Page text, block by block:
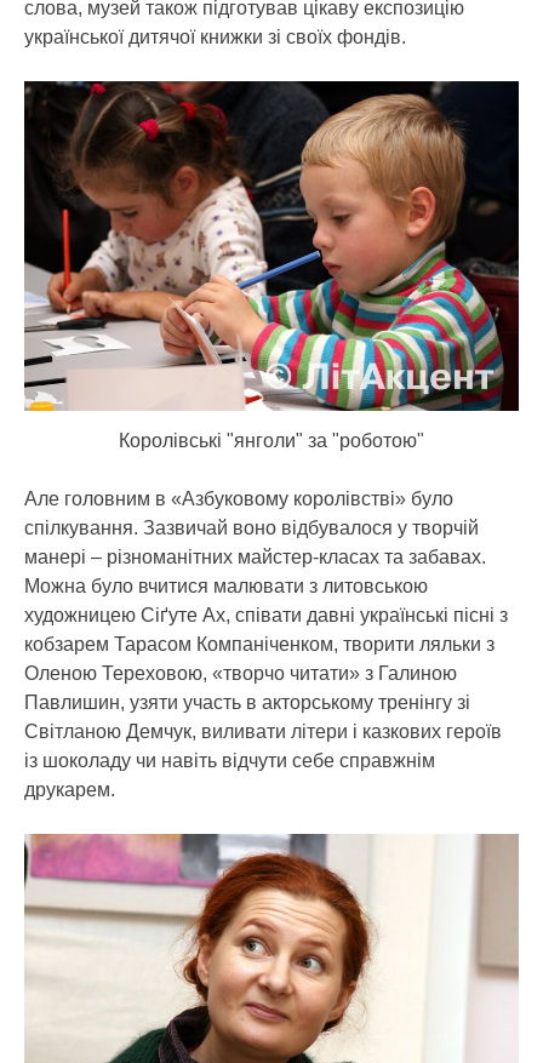
слова, музей також підготував цікаву експозицію
української дитячої книжки зі своїх фондів.
Королівські "янголи" за "роботою"
Але головним в «Азбуковому королівстві» було
спілкування. Зазвичай воно відбувалося у творчій
манері – різноманітних майстер-класах та забавах.
Можна було вчитися малювати з литовською
художницею Сіґуте Ах, співати давні українські пісні з
кобзарем Тарасом Компаніченком, творити ляльки з
Оленою Тереховою, «творчо читати» з Галиною
Павлишин, узяти участь в акторському тренінгу зі
Світланою Демчук, виливати літери і казкових героїв
із шоколаду чи навіть відчути себе справжнім
друкарем.